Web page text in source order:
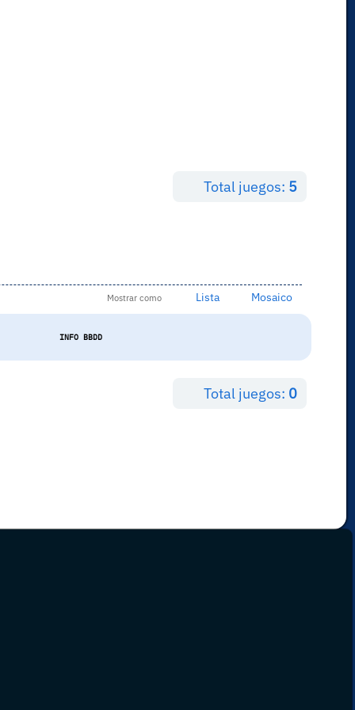
Total juegos: 5
Mostrar como Lista Mosaico
INFO BBDD
Total juegos: 0